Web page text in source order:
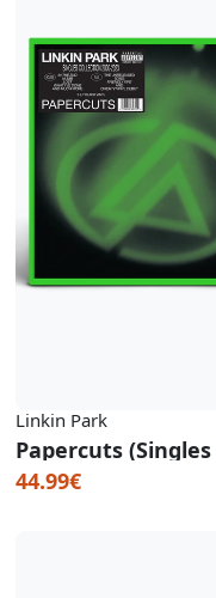
Linkin Park
Papercuts
44.99€